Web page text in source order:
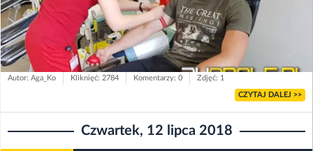
Autor: Aga_Ko Kliknięć: 2784 Komentarzy: 0 Zdjęć: 1
CZYTAJ DALEJ >>
Czwartek, 12 lipca 2018